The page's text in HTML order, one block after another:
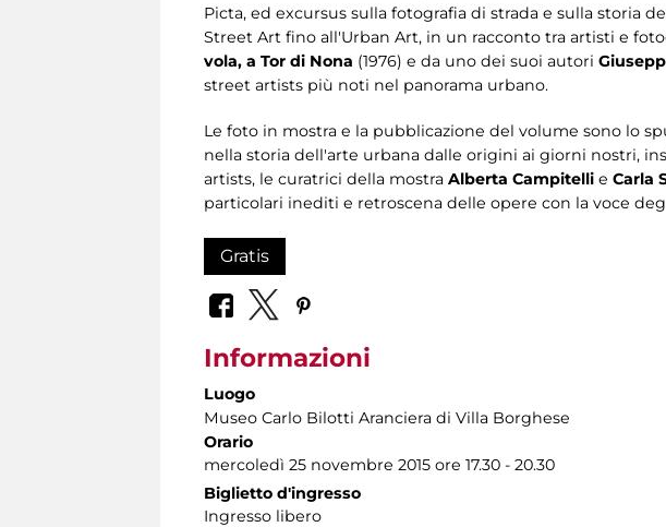
Picta, ed excursus sulla fotografia di strada e sulla storia
Street Art fino all'Urban Art, in un racconto tra artisti e
vola, a Tor di Nona (1976) e da uno dei suoi autori
street artists più noti nel panorama urbano.
Le foto in mostra e la pubblicazione del volume sono lo
nella storia dell'arte urbana dalle origini ai giorni nostri,
artists, le curatrici della mostra Alberta Campitelli e Carla
particolari inediti e retroscena delle opere con la voce
Gratis
Informazioni
Luogo
Museo Carlo Bilotti Aranciera di Villa Borghese
Orario
mercoledì 25 novembre 2015 ore 17.30 - 20.30
Biglietto d'ingresso
Ingresso libero